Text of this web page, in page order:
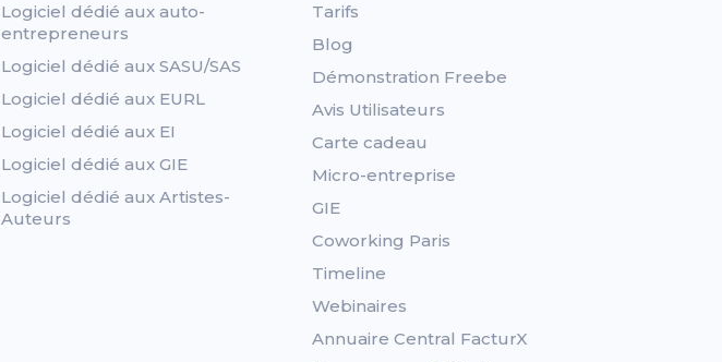
Logiciel dédié aux auto-
entrepreneurs
Logiciel dédié aux SASU/SAS
Logiciel dédié aux EURL
Logiciel dédié aux EI
Logiciel dédié aux GIE
Logiciel dédié aux Artistes-
Auteurs
Tarifs
Blog
Démonstration Freebe
Avis Utilisateurs
Carte cadeau
Micro-entreprise
GIE
Coworking Paris
Timeline
Webinaires
Annuaire Central FacturX